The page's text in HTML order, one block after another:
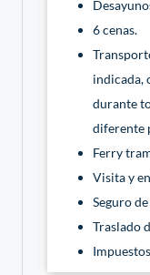
6 cenas.
indicada,
durante
diferente
Ferry
Visita y
Seguro
Traslado